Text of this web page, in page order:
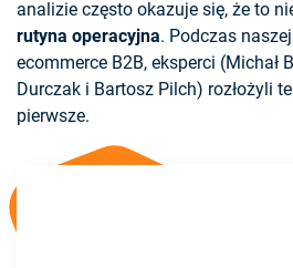
analizie często okazuje się, że to
rutyna operacyjna. Podczas
ecommerce B2B, eksperci (Michał
Durczak i Bartosz Pilch) rozłożyli
pierwsze.